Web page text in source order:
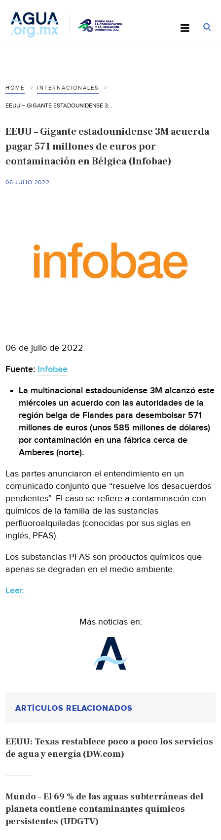
HOME INTERNACIONALES
EEUU – Gigante estadounidense 3M acuerda
pagar 571 millones de euros por
contaminación en Bélgica (Infobae)
06 JULIO 2022
06 de julio de 2022
Fuente: Infobae
La multinacional estadounidense 3M alcanzó este
miércoles un acuerdo con las autoridades de la
región belga de Flandes para desembolsar 571
millones de euros (unos 585 millones de dólares)
por contaminación en una fábrica cerca de
Amberes (norte).
Las partes anunciaron el entendimiento en un
comunicado conjunto que “resuelve los desacuerdos
pendientes”. El caso se refiere a contaminación con
químicos de la familia de las sustancias
perfluoroalquiladas (conocidas por sus siglas en
inglés, PFAS).
Los substancias PFAS son productos químicos que
apenas se degradan en el medio ambiente.
Leer.
Más noticias en:
ARTÍCULOS RELACIONADOS
EEUU: Texas restablece poco a poco los servicios
de agua y energía (DW.com)
Mundo – El 69 % de las aguas subterráneas del
planeta contiene contaminantes químicos
persistentes (UDGTV)